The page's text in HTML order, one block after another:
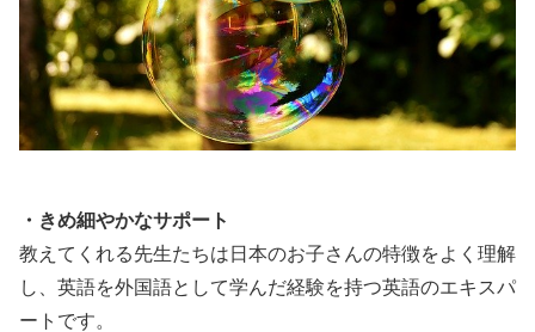
・きめ細やかなサポート
教えてくれる先生たちは日本のお子さんの特徴をよく理解
し、英語を外国語として学んだ経験を持つ英語のエキスパ
ートです。